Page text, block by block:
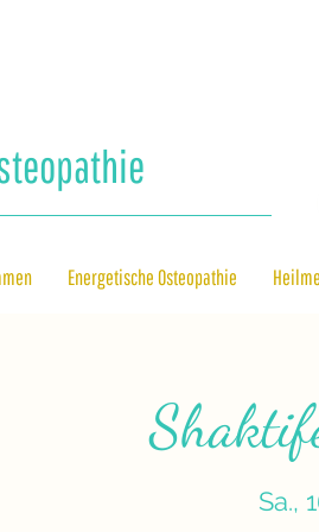
Energetische Osteopathie
Sa.,